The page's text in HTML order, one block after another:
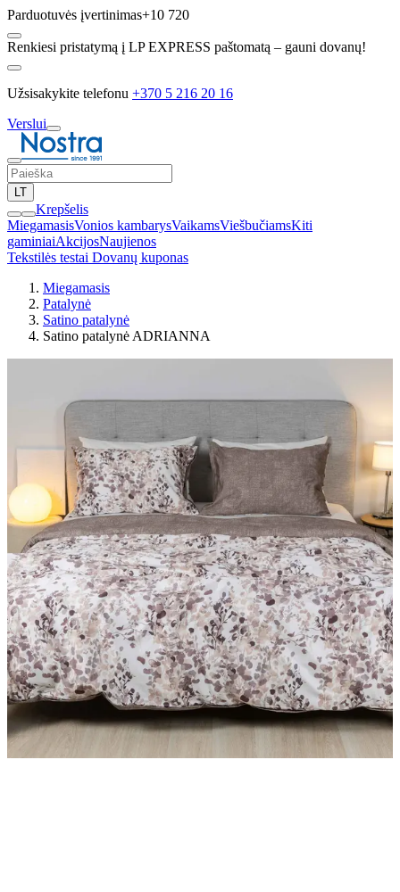
Parduotuvės įvertinimas+10 720
Renkiesi pristatymą į LP EXPRESS paštomatą – gauni dovanų!
Užsisakykite telefonu +370 5 216 20 16
Verslui
LT
Krepšelis
MiegamasisVonios kambarysVaikamsViešbučiamsKiti
gaminiaiAkcijosNaujienos
Tekstilės testai Dovanų kuponas
Miegamasis
Patalynė
Satino patalynė
Satino patalynė ADRIANNA